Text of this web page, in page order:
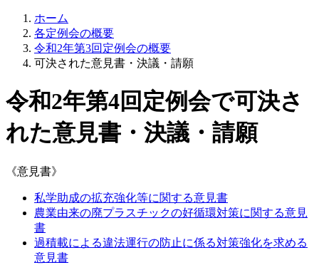
ホーム
各定例会の概要
令和2年第3回定例会の概要
可決された意見書・決議・請願
令和2年第4回定例会で可決さ
れた意見書・決議・請願
《意見書》
私学助成の拡充強化等に関する意見書
農業由来の廃プラスチックの好循環対策に関する意見
書
過積載による違法運行の防止に係る対策強化を求める
意見書